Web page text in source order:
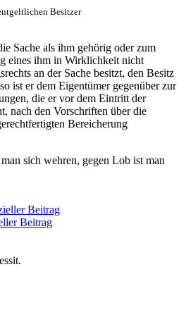
Besitzer
Sache als ihm gehörig oder zum
eines ihm in Wirklichkeit nicht
an der Sache besitzt, den Besitz
ist er dem Eigentümer gegenüber zur
die er vor dem Eintritt der
nach den Vorschriften über die
Bereicherung
sich wehren, gegen Lob ist man
Beitrag
Beitrag